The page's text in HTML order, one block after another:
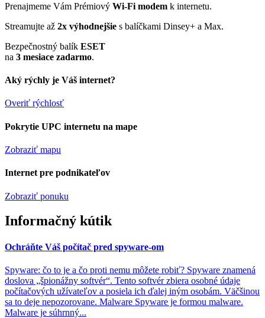
Prenajmeme Vám Prémiový Wi-Fi modem k internetu.
Streamujte až 2x výhodnejšie s balíčkami Dinsey+ a Max.
Bezpečnostný balík ESET
na 3 mesiace zadarmo.
Aký rýchly je Váš internet?
Overiť rýchlosť
Pokrytie UPC internetu na mape
Zobraziť mapu
Internet pre podnikateľov
Zobraziť ponuku
Informačný kútik
Ochráňte Váš počítač pred spyware-om
Spyware: čo to je a čo proti nemu môžete robiť? Spyware znamená
doslova „špionážny softvér“. Tento softvér zbiera osobné údaje
počítačových užívateľov a posiela ich ďalej iným osobám. Väčšinou
sa to deje nepozorovane. Malware Spyware je formou malware.
Malware je súhrnný...